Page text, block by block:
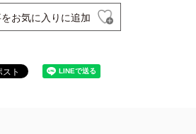
お気に入りに追加